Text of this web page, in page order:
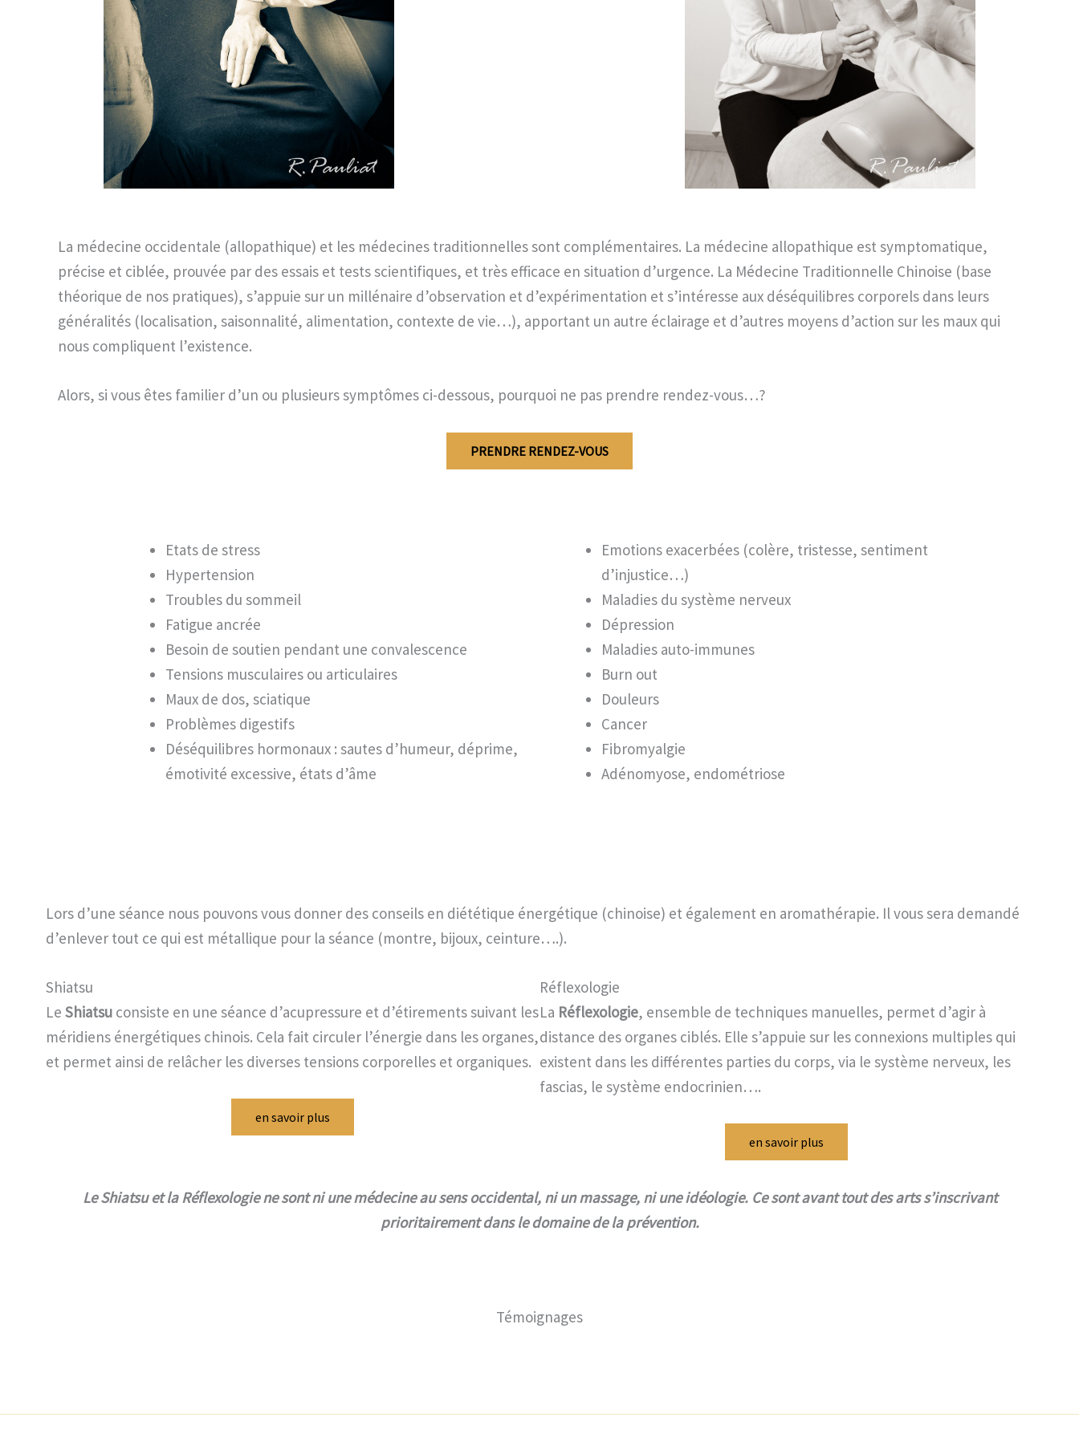
La médecine occidentale (allopathique) et les médecines traditionnelles sont complémentaires. La médecine allopathique est symptomatique,
précise et ciblée, prouvée par des essais et tests scientifiques, et très efficace en situation d’urgence. La Médecine Traditionnelle Chinoise (base
théorique de nos pratiques), s’appuie sur un millénaire d’observation et d’expérimentation et s’intéresse aux déséquilibres corporels dans leurs
généralités (localisation, saisonnalité, alimentation, contexte de vie…), apportant un autre éclairage et d’autres moyens d’action sur les maux qui
nous compliquent l’existence.
Alors, si vous êtes familier d’un ou plusieurs symptômes ci-dessous, pourquoi ne pas prendre rendez-vous…?
PRENDRE RENDEZ-VOUS
Etats de stress
Hypertension
Troubles du sommeil
Fatigue ancrée
Besoin de soutien pendant une convalescence
Tensions musculaires ou articulaires
Maux de dos, sciatique
Problèmes digestifs
Déséquilibres hormonaux : sautes d’humeur, déprime,
émotivité excessive, états d’âme
Emotions exacerbées (colère, tristesse, sentiment
d’injustice…)
Maladies du système nerveux
Dépression
Maladies auto-immunes
Burn out
Douleurs
Cancer
Fibromyalgie
Adénomyose, endométriose
Lors d’une séance nous pouvons vous donner des conseils en diététique énergétique (chinoise) et également en aromathérapie. Il vous sera demandé
d’enlever tout ce qui est métallique pour la séance (montre, bijoux, ceinture….).
Shiatsu
Le Shiatsu consiste en une séance d’acupressure et d’étirements suivant les
méridiens énergétiques chinois. Cela fait circuler l’énergie dans les organes,
et permet ainsi de relâcher les diverses tensions corporelles et organiques.
en savoir plus
Réflexologie
La Réflexologie, ensemble de techniques manuelles, permet d’agir à
distance des organes ciblés. Elle s’appuie sur les connexions multiples qui
existent dans les différentes parties du corps, via le système nerveux, les
fascias, le système endocrinien….
en savoir plus
Le Shiatsu et la Réflexologie ne sont ni une médecine au sens occidental, ni un massage, ni une idéologie. Ce sont avant tout des arts s’inscrivant
prioritairement dans le domaine de la prévention.
Témoignages